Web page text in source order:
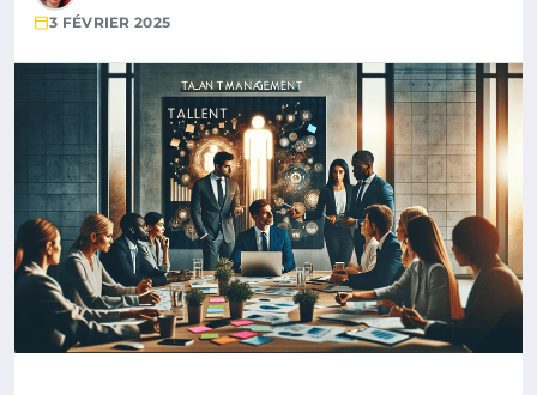
3 FÉVRIER 2025